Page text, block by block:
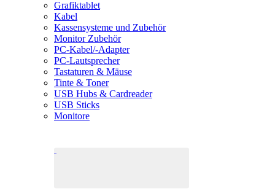
Grafiktablet
Kabel
Kassensysteme und Zubehör
Monitor Zubehör
PC-Kabel/-Adapter
PC-Lautsprecher
Tastaturen & Mäuse
Tinte & Toner
USB Hubs & Cardreader
USB Sticks
Monitore